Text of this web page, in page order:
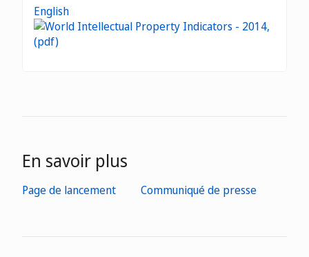
English
En savoir plus
Page de lancement Communiqué de presse